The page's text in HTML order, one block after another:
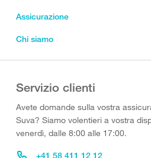
Assicurazione
Chi siamo
Servizio clienti
Avete domande sulla vostra
Suva? Siamo volentieri a vostra
venerdì, dalle 8:00 alle 17:00.
+41 58 411 12 12